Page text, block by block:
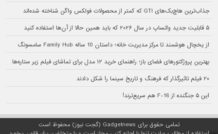
جذاب‌ترین هاچ‌بک‌های GTI که کمتر از محصولات فولکس‌ واگن شناخته شده‌اند
۵ قابلیت جدید واتساپ در سال ۲۰۲۶ که باید همین حالا از آن‌ها استفاده کنید
از یخچال هوشمند تا مرکز مدیریت خانه؛ داستان 10 ساله Family Hub سامسونگ
بهترین پروژکتورهای فضای باز؛ راهنمای خرید ۱۲ مدل برای تماشای فیلم زیر ستاره‌ها
۲۰ فیلم تاثیرگذار که فرهنگ و تاریخ سینما را شکل دادند
این ۵ جنگنده از F-16 هم سریع‌ترند!
تمامی حقوق برای Gadgetnews (گجت نیوز) محفوظ است